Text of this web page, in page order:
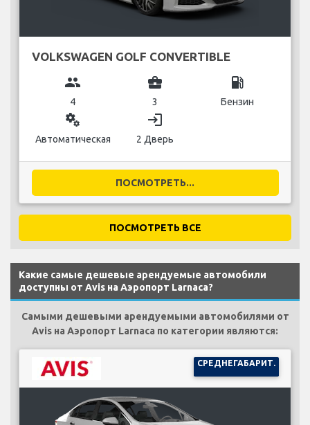
VOLKSWAGEN GOLF CONVERTIBLE
group
4
business_center
3
local_gas_station
Бензин
miscellaneous_services
Автоматическая
login
2 Дверь
ПОСМОТРЕТЬ...
ПОСМОТРЕТЬ ВСЕ
Какие самые дешевые арендуемые автомобили
доступны от Avis на Аэропорт Larnaca?
Самыми дешевыми арендуемыми автомобилями от
Avis на Аэропорт Larnaca по категории являются:
СРЕДНЕГАБАРИТ.